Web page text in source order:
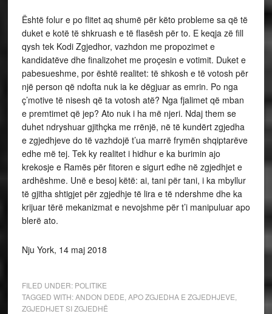
Është folur e po flitet aq shumë për këto probleme sa që të
duket e kotë të shkruash e të flasësh për to. E keqja zë fill
qysh tek Kodi Zgjedhor, vazhdon me propozimet e
kandidatëve dhe finalizohet me proçesin e votimit. Duket e
pabesueshme, por është realitet: të shkosh e të votosh për
një person që ndofta nuk ia ke dëgjuar as emrin. Po nga
ç’motive të nisesh që ta votosh atë? Nga fjalimet që mban
e premtimet që jep? Ato nuk i ha më njeri. Ndaj them se
duhet ndryshuar gjithçka me rrënjë, në të kundërt zgjedha
e zgjedhjeve do të vazhdojë t’ua marrë frymën shqiptarëve
edhe më tej. Tek ky realitet i hidhur e ka burimin ajo
krekosje e Ramës për fitoren e sigurt edhe në zgjedhjet e
ardhëshme. Unë e besoj këtë: ai, tani për tani, i ka mbyllur
të gjitha shtigjet për zgjedhje të lira e të ndershme dhe ka
krijuar tërë mekanizmat e nevojshme për t’i manipuluar apo
blerë ato.
Nju York, 14 maj 2018
FILED UNDER: POLITIKE
TAGGED WITH:ANDON DEDE APO ZGJEDHA E ZGJEDHJEVE
ZGJEDHJET SI ZGJEDHË